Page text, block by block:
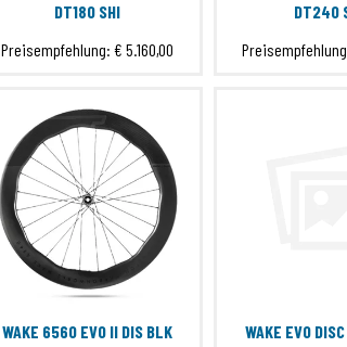
DT180 SHI
Preisempfehlung:€ 5.160,00
DT240
WAKE 6560 EVO II DIS BLK
WAKE EVO